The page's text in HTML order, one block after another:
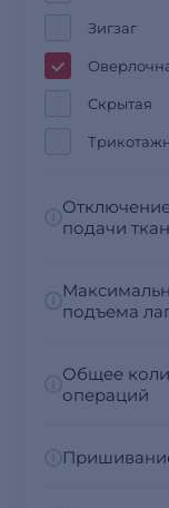
Зигзаг
Скрытая
подачи
подъема
Общее
операций